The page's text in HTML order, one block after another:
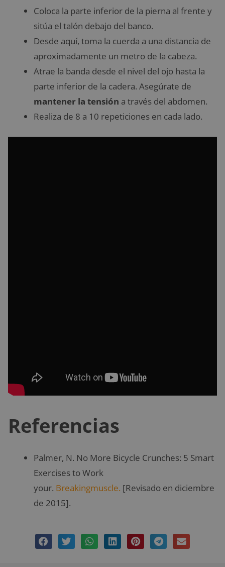
Coloca la parte inferior de la pierna al frente y
sitúa el talón debajo del banco.
Desde aquí, toma la cuerda a una distancia de
aproximadamente un metro de la cabeza.
Atrae la banda desde el nivel del ojo hasta la
parte inferior de la cadera. Asegúrate de
mantener la tensión a través del abdomen.
Realiza de 8 a 10 repeticiones en cada lado.
Referencias
Palmer, N. No More Bicycle Crunches: 5 Smart
Exercises to Work
your. Breakingmuscle. [Revisado en diciembre
de 2015].